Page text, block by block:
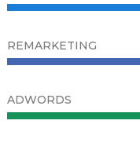
REMARKETING
ADWORDS